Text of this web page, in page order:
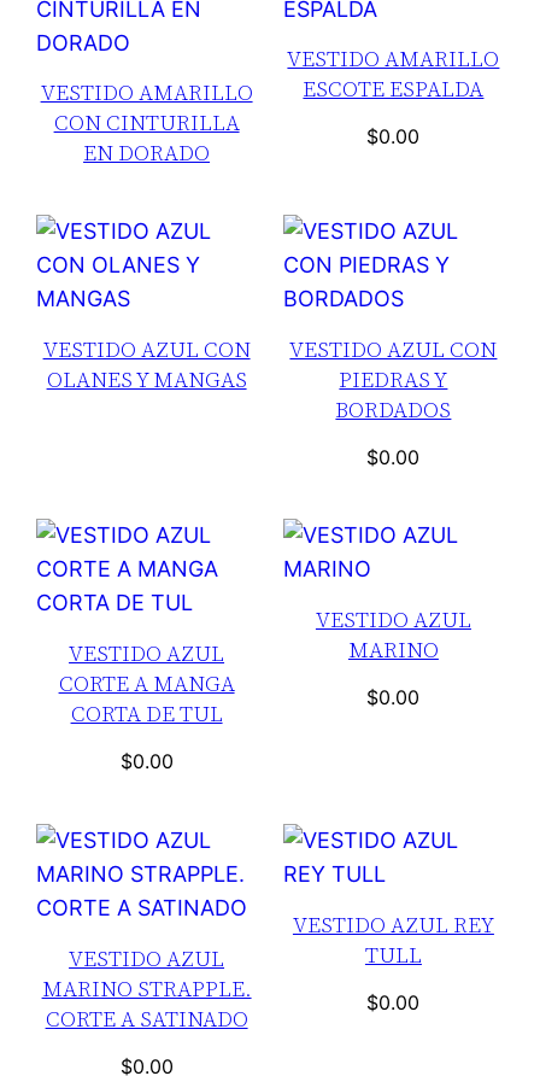
VESTIDO AMARILLO
CON CINTURILLA
EN DORADO
VESTIDO AMARILLO
ESCOTE ESPALDA
$0.00
VESTIDO AZUL CON
OLANES Y MANGAS
VESTIDO AZUL CON
PIEDRAS Y
BORDADOS
$0.00
VESTIDO AZUL
CORTE A MANGA
CORTA DE TUL
$0.00
VESTIDO AZUL
MARINO
$0.00
VESTIDO AZUL
MARINO STRAPPLE.
CORTE A SATINADO
$0.00
VESTIDO AZUL REY
TULL
$0.00